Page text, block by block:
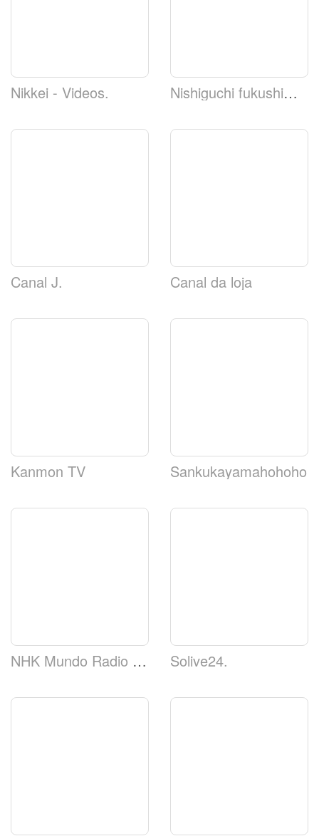
Nikkei - Videos. Nishiguchi fukushima s tachi b ou m
Canal J. Canal da loja
Kanmon TV Sankukayamahohoho
NHK Mundo Radio Japão Solive24.